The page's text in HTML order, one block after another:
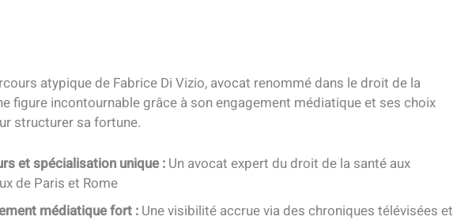
atypique de Fabrice Di Vizio, avocat renommé dans le droit de la
figure incontournable grâce à son engagement médiatique et ses choix
structurer sa fortune.
et spécialisation unique : Un avocat expert du droit de la santé aux
de Paris et Rome
médiatique fort :Une visibilité accrue via des chroniques télévisées et